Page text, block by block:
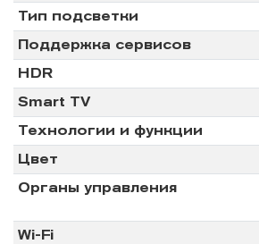
Тип подсветки
Поддержка сервисов
HDR
Smart TV
Технологии и функции
Цвет
Органы управления
Wi-Fi